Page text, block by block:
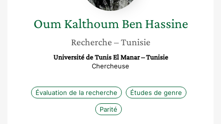
Oum Kalthoum Ben Hassine
Recherche – Tunisie
Université de Tunis El Manar – Tunisie
Chercheuse
Évaluation de la recherche Études de genre
Parité